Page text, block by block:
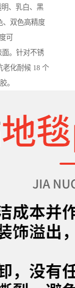
、乳白、黑
、双色高精度
可
面。针对不锈
老化耐候 18 个
。